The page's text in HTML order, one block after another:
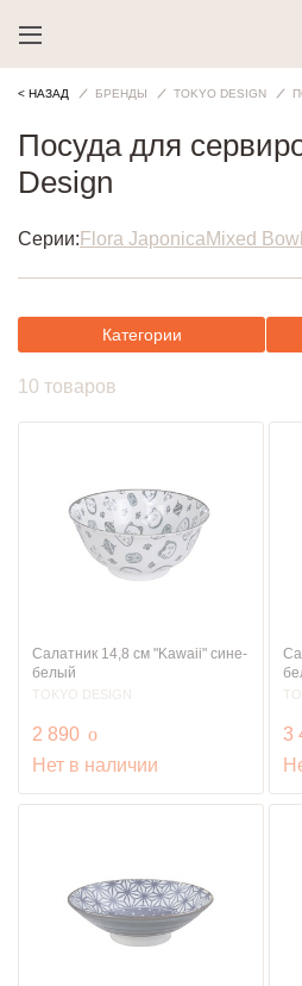
< НАЗАД БРЕНДЫ TOKYO DESIGN
Посуда для
Design
Серии: Flora JaponicaMixed
Категории
10 товаров
Салатник 14,8 см "Kawaii" сине-
белый
TOKYO DESIGN
2 890 руб.
o
Нет в наличии
3